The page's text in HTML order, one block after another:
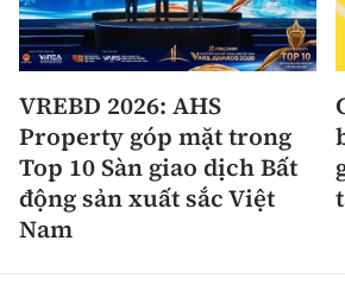
VREBD 2026: AHS
Property góp mặt trong
Top 10 Sàn giao dịch Bất
động sản xuất sắc Việt
Nam